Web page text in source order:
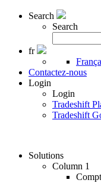
Search
Search
:
fr
Contactez-nous
Login
Login
Tradeshift
Tradeshift
Solutions
Column 1